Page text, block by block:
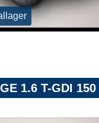
1.6 T-GDI